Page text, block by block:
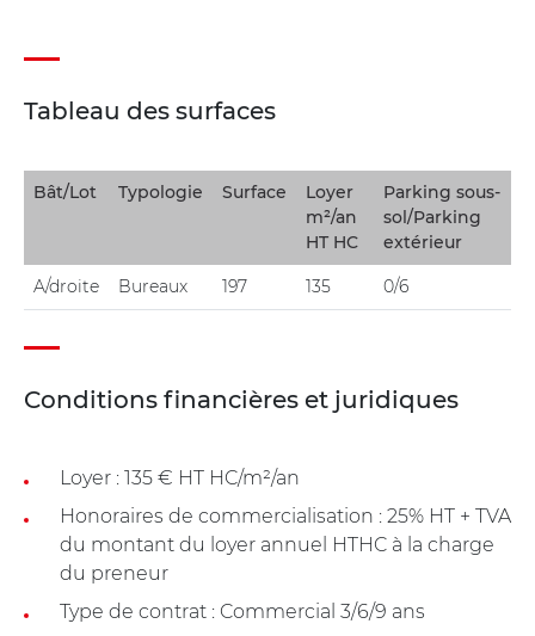
Tableau des surfaces
Bât/Lot Typologie Surface
Loyer
m²/an
HT HC
Parking sous-
sol/Parking
extérieur
A/droite Bureaux 197 135 0/6
Conditions financières et juridiques
Loyer : 135 € HT HC/m²/an
Honoraires de commercialisation : 25% HT + TVA
du montant du loyer annuel HTHC à la charge
du preneur
Type de contrat : Commercial 3/6/9 ans